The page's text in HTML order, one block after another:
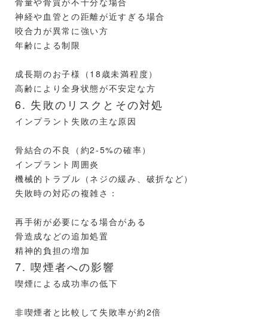
神経や血管との距離が近すぎる場合
咬合力が異常に強い方
年齢による制限
成長期のお子様（18歳未満程度）
高齢により全身状態が不安定な方
6. 失敗のリスクとその対処
インプラント失敗の主な原因
骨結合の不良（約2-5%の確率）
インプラント周囲炎
機械的トラブル（ネジの緩み、破折など）
失敗時の対応の複雑さ：
再手術が必要になる場合がある
骨造成などの追加処置
精神的負担の増加
7. 喫煙者への影響
喫煙による成功率の低下
非喫煙者と比較して失敗率が約2倍